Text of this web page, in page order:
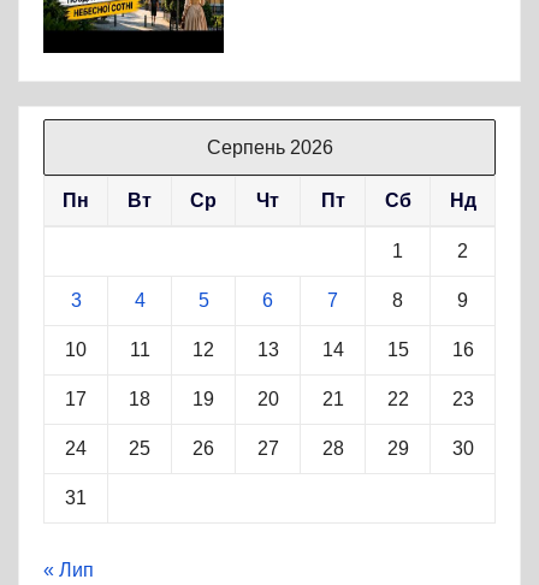
Серпень 2026
Пн Вт Ср Чт Пт Сб Нд
1 2
3 4 5 6 7 8 9
10 11 12 13 14 15 16
17 18 19 20 21 22 23
24 25 26 27 28 29 30
31
« Лип